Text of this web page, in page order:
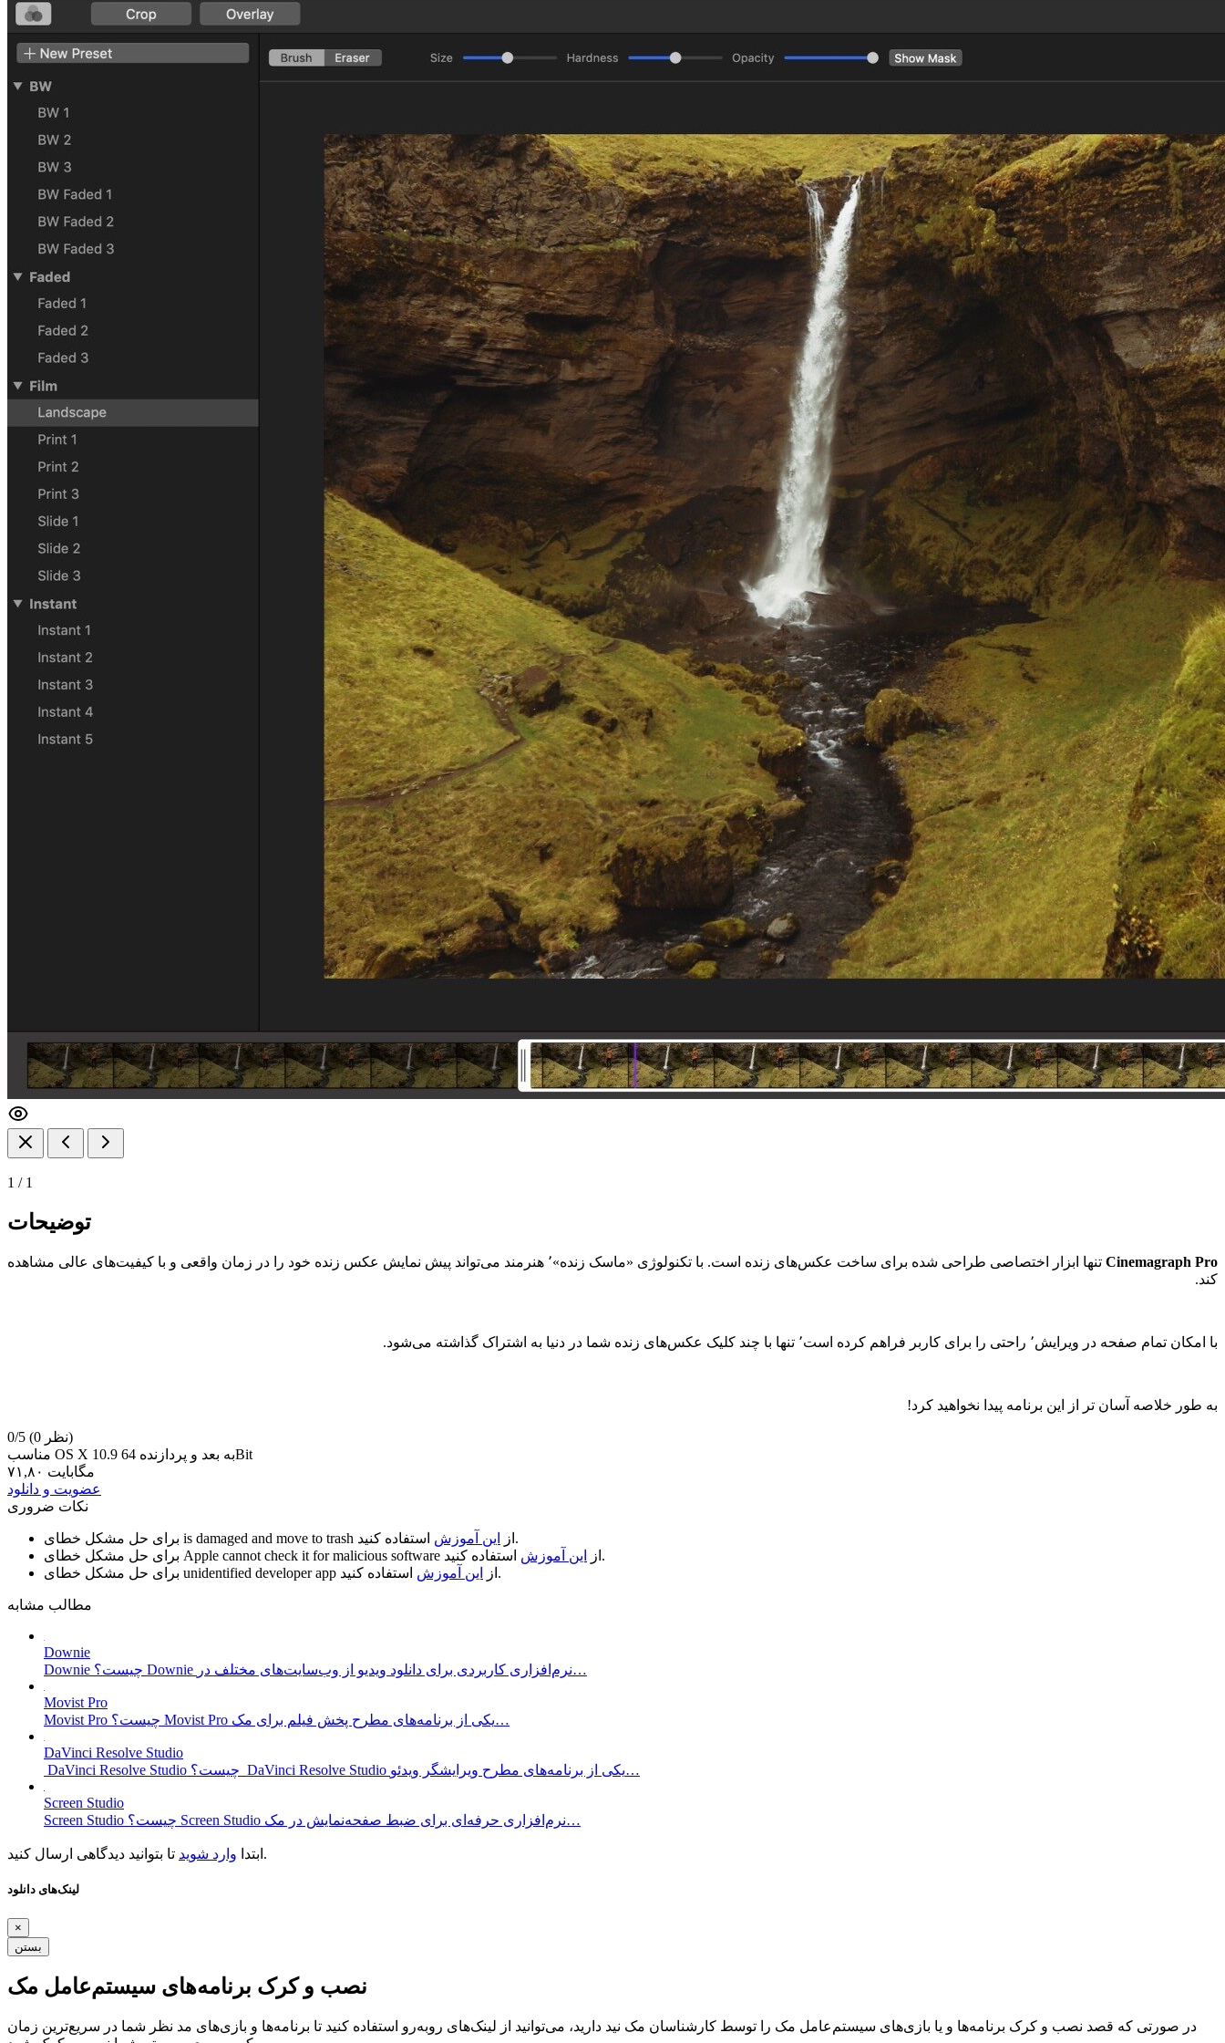
1 / 1
توضیحات
Cinemagraph Pro
تنها ابزار اختصاصی طراحی شده برای ساخت عکس‌های زنده است. با تکنولوژی «ماسک زنده»٬ هنرمند می‌تواند پیش نمایش عکس زنده خود را در زمان واقعی و با کیفیت‌های عالی مشاهده
کند.
با امکان تمام صفحه در ویرایش٬ راحتی را برای کاربر فراهم کرده است٬ تنها با چند کلیک عکس‌های زنده شما در دنیا به اشتراک گذاشته می‌شود.
به طور خلاصه آسان تر از این برنامه پیدا نخواهید کرد!
0/5
(0 نظر)
مناسب OS X 10.9 به بعد و پردازنده 64Bit
۷۱,۸۰ مگابایت
عضویت و دانلود
نکات ضروری
is damaged and move to trash از این آموزش
استفاده کنید.
Apple cannot check it for malicious software از این آموزش
استفاده کنید.
unidentified developer app از این آموزش استفاده کنید.
مطالب مشابه
Downie
Downie چیست؟ Downie نرم‌افزاری کاربردی برای دانلود ویدیو از وب‌سایت‌های مختلف در…
Movist Pro
Movist Pro چیست؟ Movist Pro یکی از برنامه‌های مطرح پخش فیلم برای مک…
DaVinci Resolve Studio
DaVinci Resolve Studio چیست؟ DaVinci Resolve Studio یکی از برنامه‌های مطرح ویرایشگر ویدئو…
Screen Studio
Screen Studio چیست؟ Screen Studio نرم‌افزاری حرفه‌ای برای ضبط صفحه‌نمایش در مک…
ابتدا وارد شوید تا بتوانید دیدگاهی ارسال کنید.
لینک‌های دانلود
×
بستن
نصب و کرک برنامه‌های سیستم‌عامل مک
در صورتی که قصد نصب و کرک برنامه‌ها و یا بازی‌های سیستم‌عامل مک را توسط کارشناسان مک نید دارید، می‌توانید از لینک‌های رو‌به‌رو استفاده کنید تا برنامه‌ها و بازی‌های مد نظر شما در سریع‌ترین زمان